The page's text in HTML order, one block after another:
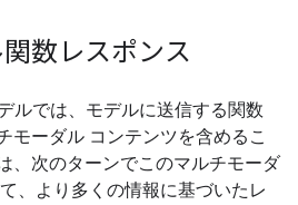
数レスポンス
ルでは、モデルに送信する関数
モーダル コンテンツを含めるこ
、次のターンでこのマルチモーダ
、より多くの情報に基づいたレ